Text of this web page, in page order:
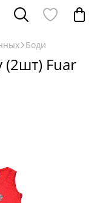
Боди
(2шт) Fuar